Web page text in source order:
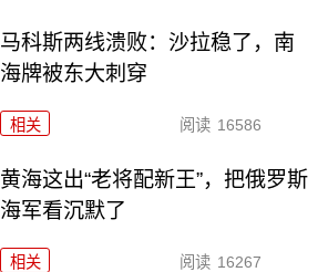
马科斯两线溃败：沙拉稳了，南
海牌被东大刺穿
相关 阅读 16586
黄海这出“老将配新王”，把俄罗斯
海军看沉默了
相关 阅读 16267